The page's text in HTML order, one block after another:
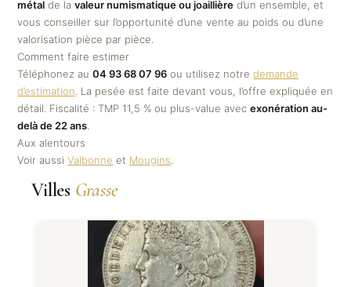
métal de lavaleur numismatique ou joaillière d’un ensemble, et
vous conseiller sur l’opportunité d’une vente au poids ou d’une
valorisation pièce par pièce.
Comment faire estimer
Téléphonez au04 93 68 07 96 ou utilisez notredemande
d’estimation . La pesée est faite devant vous, l’offre expliquée en
détail. Fiscalité : TMP 11,5 % ou plus-value avecexonération au-
delà de 22 ans
Aux alentours
Voir aussiValbonne et Mougins
Villes Grasse